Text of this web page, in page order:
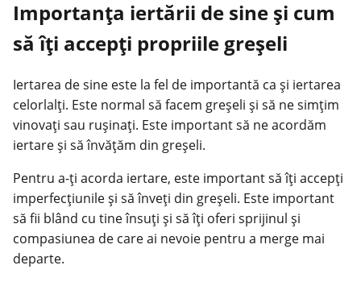
Importanța iertării de sine și cum
să îți accepți propriile greșeli
Iertarea de sine este la fel de importantă ca și iertarea
celorlalți. Este normal să facem greșeli și să ne simțim
vinovați sau rușinați. Este important să ne acordăm
iertare și să învățăm din greșeli.
Pentru a-ți acorda iertare, este important să îți accepți
imperfecțiunile și să înveți din greșeli. Este important
să fii blând cu tine însuți și să îți oferi sprijinul și
compasiunea de care ai nevoie pentru a merge mai
departe.